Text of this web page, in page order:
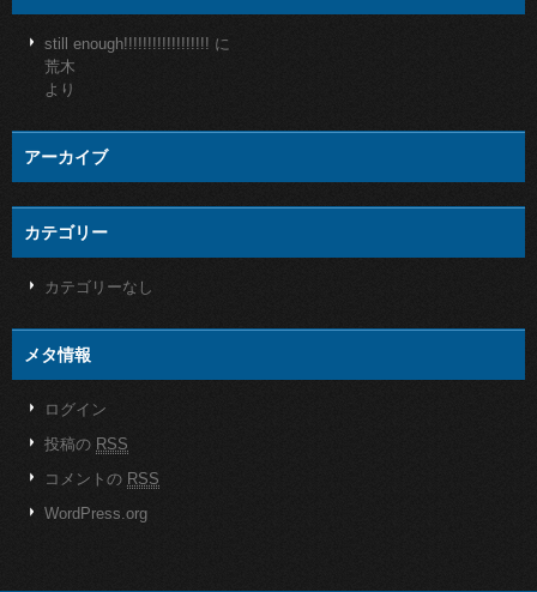
still enough!!!!!!!!!!!!!!!!!! に
荒木
より
アーカイブ
カテゴリー
カテゴリーなし
メタ情報
ログイン
投稿の RSS
コメントの RSS
WordPress.org